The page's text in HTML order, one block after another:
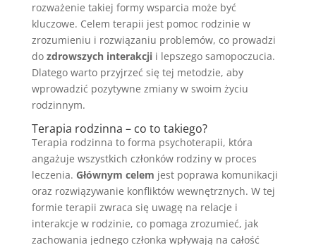
rozważenie takiej formy wsparcia może być
kluczowe. Celem terapii jest pomoc rodzinie w
zrozumieniu i rozwiązaniu problemów, co prowadzi
do zdrowszych interakcjii lepszego samopoczucia.
Dlatego warto przyjrzeć się tej metodzie, aby
wprowadzić pozytywne zmiany w swoim życiu
rodzinnym.
Terapia rodzinna – co to takiego?
Terapia rodzinna to forma psychoterapii, która
angażuje wszystkich członków rodziny w proces
leczenia. Głównym celem jest poprawa komunikacji
oraz rozwiązywanie konfliktów wewnętrznych. W tej
formie terapii zwraca się uwagę na relacje i
interakcje w rodzinie, co pomaga zrozumieć, jak
zachowania jednego członka wpływają na całość